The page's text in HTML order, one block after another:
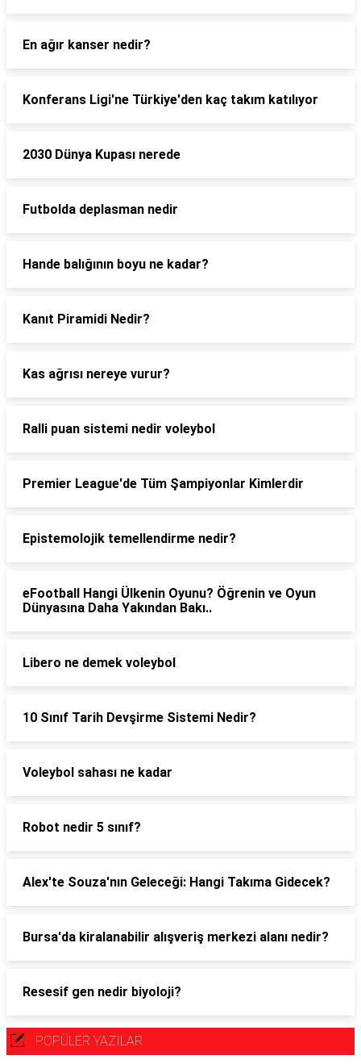
En ağır kanser nedir?
Konferans Ligi'ne Türkiye'den kaç takım katılıyor
2030 Dünya Kupası nerede
Futbolda deplasman nedir
Hande balığının boyu ne kadar?
Kanıt Piramidi Nedir?
Kas ağrısı nereye vurur?
Ralli puan sistemi nedir voleybol
Premier League'de Tüm Şampiyonlar Kimlerdir
Epistemolojik temellendirme nedir?
eFootball Hangi Ülkenin Oyunu? Öğrenin ve Oyun
Dünyasına Daha Yakından Bakı..
Libero ne demek voleybol
10 Sınıf Tarih Devşirme Sistemi Nedir?
Voleybol sahası ne kadar
Robot nedir 5 sınıf?
Alex'te Souza'nın Geleceği: Hangi Takıma Gidecek?
Bursa'da kiralanabilir alışveriş merkezi alanı nedir?
Resesif gen nedir biyoloji?
POPÜLER YAZILAR